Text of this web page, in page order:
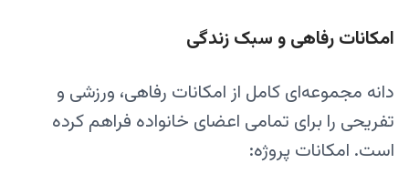
امکانات رفاهی و سبک زندگی
دانه مجموعه‌ای کامل از امکانات رفاهی، ورزشی و
تفریحی را برای تمامی اعضای خانواده فراهم کرده
است. امکانات پروژه: